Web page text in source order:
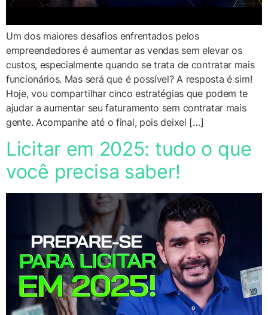
Um dos maiores desafios enfrentados pelos
empreendedores é aumentar as vendas sem elevar os
custos, especialmente quando se trata de contratar mais
funcionários. Mas será que é possível? A resposta é sim!
Hoje, vou compartilhar cinco estratégias que podem te
ajudar a aumentar seu faturamento sem contratar mais
gente. Acompanhe até o final, pois deixei […]
Licitar em 2025: tudo o que
você precisa saber!